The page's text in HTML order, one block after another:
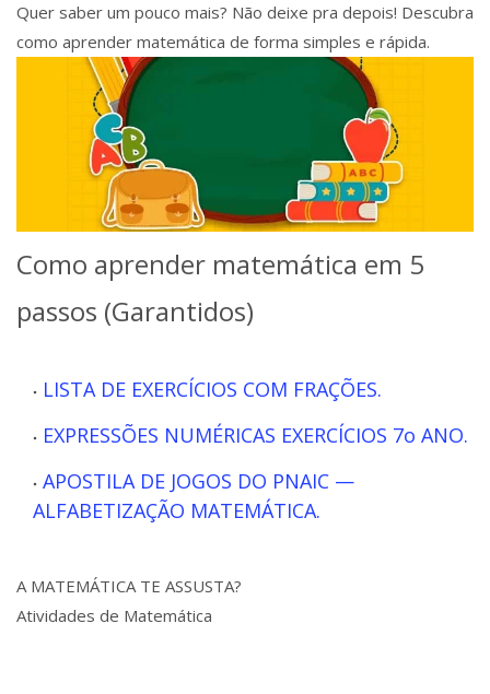
Quer saber um pouco mais? Não deixe pra depois! Descubra
como aprender matemática de forma simples e rápida.
Como aprender matemática em 5
passos (Garantidos)
LISTA DE EXERCÍCIOS COM FRAÇÕES.
EXPRESSÕES NUMÉRICAS EXERCÍCIOS 7o ANO.
APOSTILA DE JOGOS DO PNAIC —
ALFABETIZAÇÃO MATEMÁTICA.
A MATEMÁTICA TE ASSUSTA?
Atividades de Matemática